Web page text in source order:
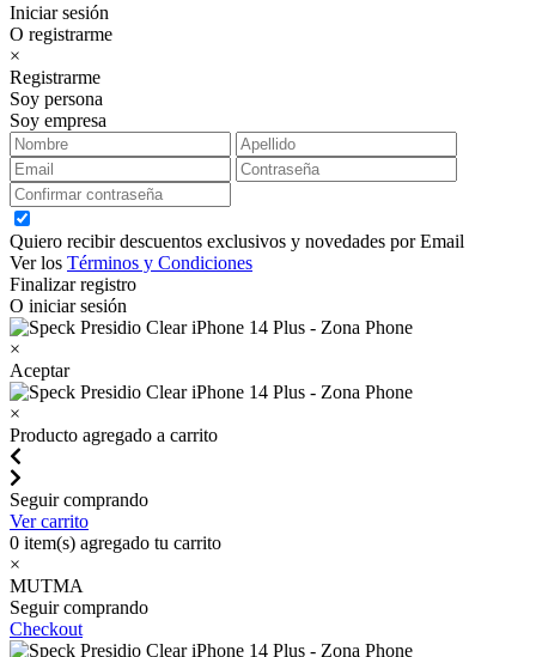
Iniciar sesión
O registrarme
×
Registrarme
Soy persona
Soy empresa
Quiero recibir descuentos exclusivos y novedades por Email
Ver los Términos y Condiciones
Finalizar registro
O iniciar sesión
×
Aceptar
×
Producto agregado a carrito
Seguir comprando
Ver carrito
0 item(s) agregado tu carrito
×
MUTMA
Seguir comprando
Checkout